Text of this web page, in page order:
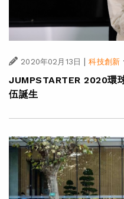
2020年02月13日 | 科技創新 ·
JUMPSTARTER 2020環
伍誕生